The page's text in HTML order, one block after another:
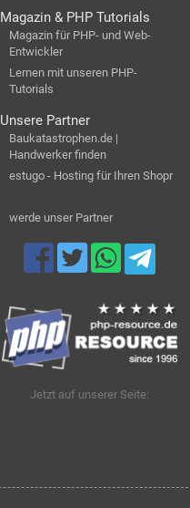
Magazin & PHP Tutorials
Magazin für PHP- und Web-
Entwickler
Lernen mit unseren PHP-
Tutorials
Unsere Partner
Baukatastrophen.de |
Handwerker finden
estugo - Hosting für Ihren Shopr
werde unser Partner
Jetzt auf unserer Seite: